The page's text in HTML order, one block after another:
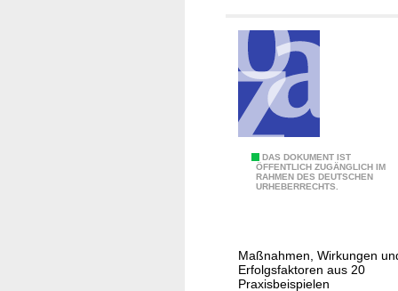
a
y
DAS DOKUMENT IST
ÖFFENTLICH ZUGÄNGLICH IM
RAHMEN DES DEUTSCHEN
URHEBERRECHTS.
e
b
Maßnahmen, Wirkungen
Erfolgsfaktoren aus 20
Praxisbeispielen